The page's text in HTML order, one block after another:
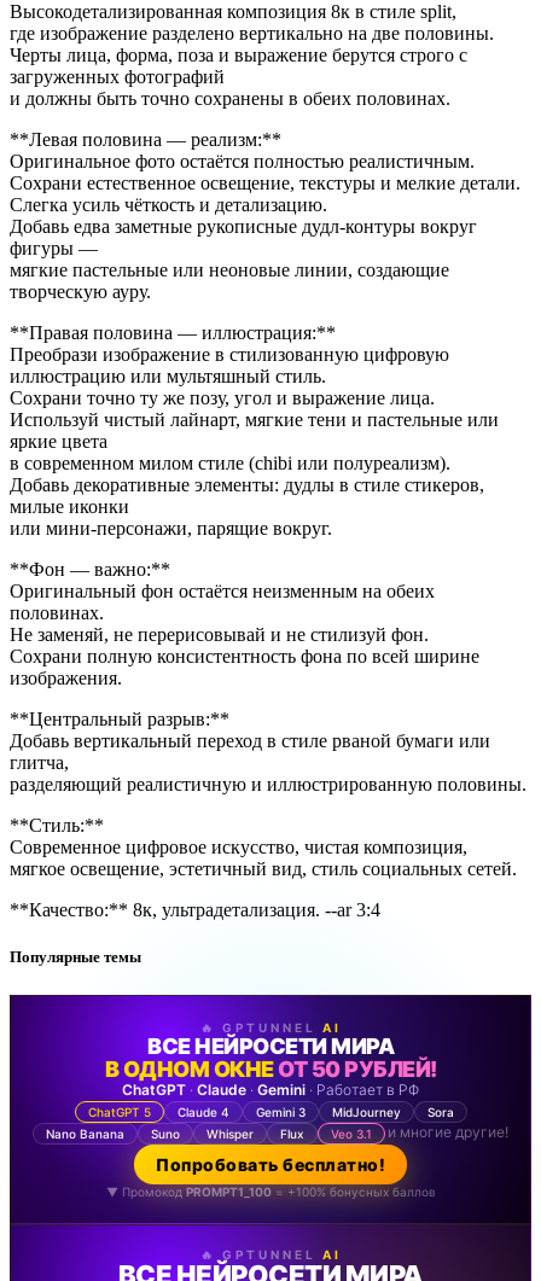
Высокодетализированная композиция 8к в стиле split,
где изображение разделено вертикально на две половины.
Черты лица, форма, поза и выражение берутся строго с
загруженных фотографий
и должны быть точно сохранены в обеих половинах.
**Левая половина — реализм:**
Оригинальное фото остаётся полностью реалистичным.
Сохрани естественное освещение, текстуры и мелкие детали.
Слегка усиль чёткость и детализацию.
Добавь едва заметные рукописные дудл-контуры вокруг
фигуры —
мягкие пастельные или неоновые линии, создающие
творческую ауру.
**Правая половина — иллюстрация:**
Преобрази изображение в стилизованную цифровую
иллюстрацию или мультяшный стиль.
Сохрани точно ту же позу, угол и выражение лица.
Используй чистый лайнарт, мягкие тени и пастельные или
яркие цвета
в современном милом стиле (chibi или полуреализм).
Добавь декоративные элементы: дудлы в стиле стикеров,
милые иконки
или мини-персонажи, парящие вокруг.
**Фон — важно:**
Оригинальный фон остаётся неизменным на обеих
половинах.
Не заменяй, не перерисовывай и не стилизуй фон.
Сохрани полную консистентность фона по всей ширине
изображения.
**Центральный разрыв:**
Добавь вертикальный переход в стиле рваной бумаги или
глитча,
разделяющий реалистичную и иллюстрированную половины.
**Стиль:**
Современное цифровое искусство, чистая композиция,
мягкое освещение, эстетичный вид, стиль социальных сетей.
**Качество:** 8к, ультрадетализация. --ar 3:4
Популярные темы
🔥 GPTUNNEL AI
ВСЕ НЕЙРОСЕТИ МИРА
В ОДНОМ ОКНЕОТ 50 РУБЛЕЙ!
ChatGPT · Claude · Gemini · Работает в РФ
ChatGPT 5 Claude 4 Gemini 3 MidJourney
Sora
Nano Banana
Suno Whisper Flux Veo 3.1 и многие другие!
Попробовать бесплатно!
▼ Промокод PROMPT1_100= +100% бонусных баллов
🔥 GPTUNNEL AI
ВСЕ НЕЙРОСЕТИ МИРА